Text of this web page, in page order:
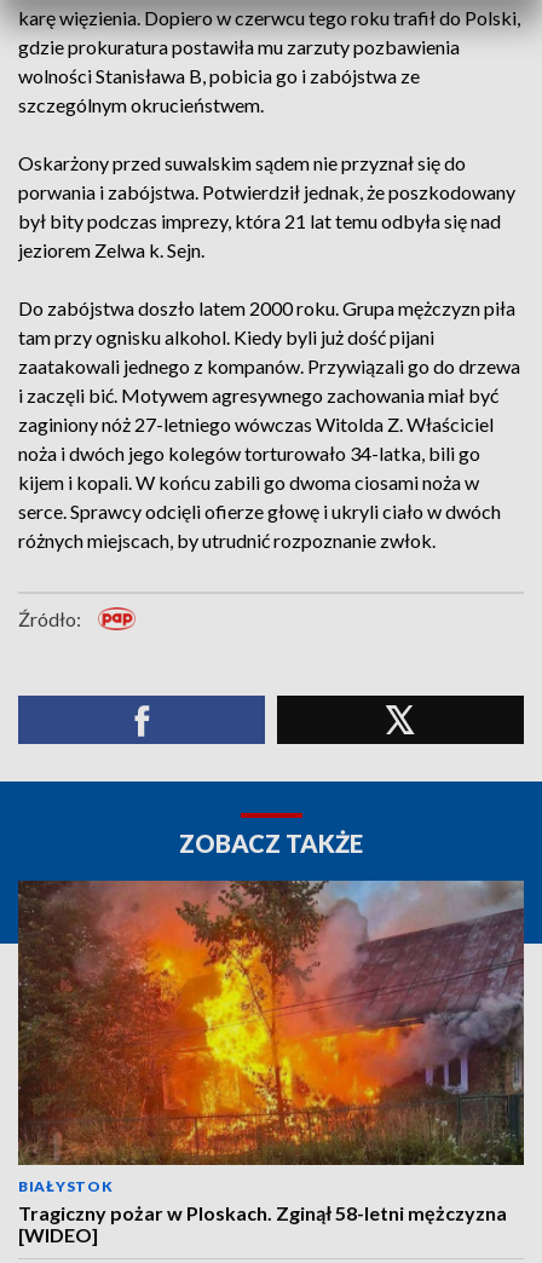
karę więzienia. Dopiero w czerwcu tego roku trafił do Polski,
gdzie prokuratura postawiła mu zarzuty pozbawienia
wolności Stanisława B, pobicia go i zabójstwa ze
szczególnym okrucieństwem.
Oskarżony przed suwalskim sądem nie przyznał się do
porwania i zabójstwa. Potwierdził jednak, że poszkodowany
był bity podczas imprezy, która 21 lat temu odbyła się nad
jeziorem Zelwa k. Sejn.
Do zabójstwa doszło latem 2000 roku. Grupa mężczyzn piła
tam przy ognisku alkohol. Kiedy byli już dość pijani
zaatakowali jednego z kompanów. Przywiązali go do drzewa
i zaczęli bić. Motywem agresywnego zachowania miał być
zaginiony nóż 27-letniego wówczas Witolda Z. Właściciel
noża i dwóch jego kolegów torturowało 34-latka, bili go
kijem i kopali. W końcu zabili go dwoma ciosami noża w
serce. Sprawcy odcięli ofierze głowę i ukryli ciało w dwóch
różnych miejscach, by utrudnić rozpoznanie zwłok.
Źródło:
ZOBACZ TAKŻE
BIAŁYSTOK
Tragiczny pożar w Ploskach. Zginął 58-letni mężczyzna
[WIDEO]